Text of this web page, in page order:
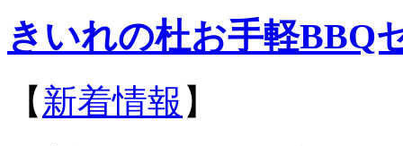
きいれの杜お手軽BBQ
【 新着情報 】